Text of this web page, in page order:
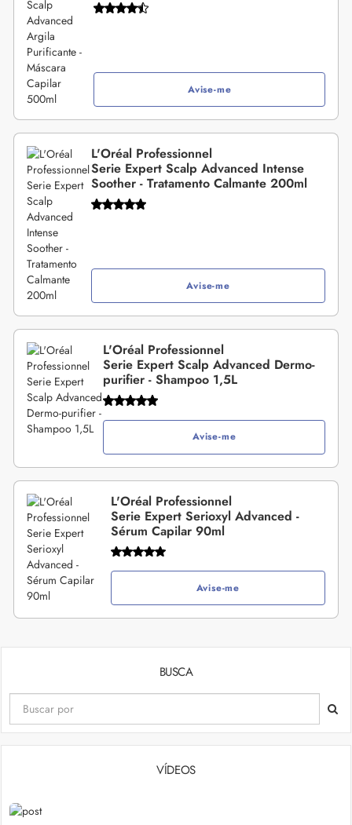
Avise-me
L'Oréal Professionnel
Serie Expert Scalp Advanced Intense
Soother - Tratamento Calmante 200ml
Avise-me
L'Oréal Professionnel
Serie Expert Scalp Advanced Dermo-
purifier - Shampoo 1,5L
Avise-me
L'Oréal Professionnel
Serie Expert Serioxyl Advanced -
Sérum Capilar 90ml
Avise-me
BUSCA
VÍDEOS